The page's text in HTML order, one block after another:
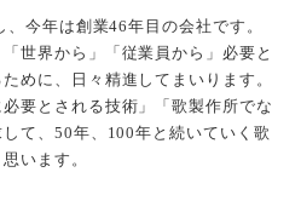
今年は創業46年目の会社です。
世界から」「従業員から」必要と
めに、日々精進してまいります。
要とされる技術」「歌製作所でな
て、50年、100年と続いていく歌
います。